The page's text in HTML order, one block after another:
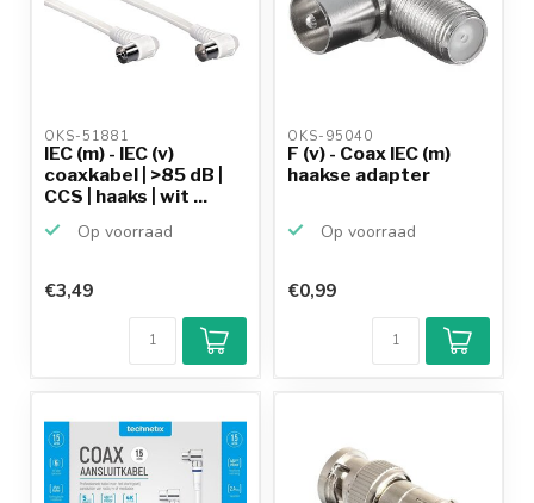
OKS-51881
IEC (m) - IEC (v)
coaxkabel | >85 dB |
CCS | haaks | wit ...
Op voorraad
€3,49
OKS-95040
F (v) - Coax IEC (m)
haakse adapter
Op voorraad
€0,99